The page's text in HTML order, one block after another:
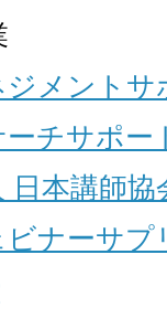
メントサ
チサポー
日本講師協
ナーサプ